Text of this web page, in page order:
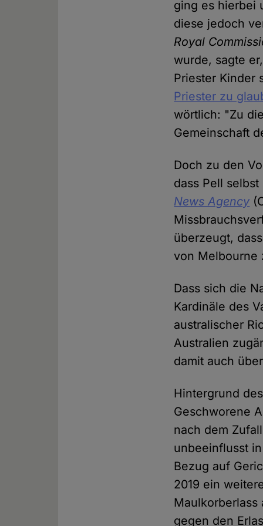
ging es hierbei
diese jedoch
Royal
wurde, sagte
Priester Kinder
Priester zu
wörtlich: "Zu
Gemeinschaft
Doch zu den
dass Pell
News Agency
überzeugt,
von Melbourne
Dass sich die
Kardinäle des
australischer
Australien
damit auch
Hintergrund
Geschworene
nach dem
unbeeinflusst
Bezug auf
2019 ein
gegen den